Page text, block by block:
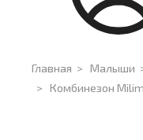
Главная > Малыши
> Комбинезон